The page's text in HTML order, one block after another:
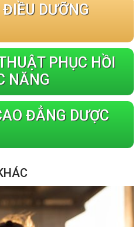
DƯỠNG
PHỤC HỒI
NĂNG
ĐẲNG DƯỢC